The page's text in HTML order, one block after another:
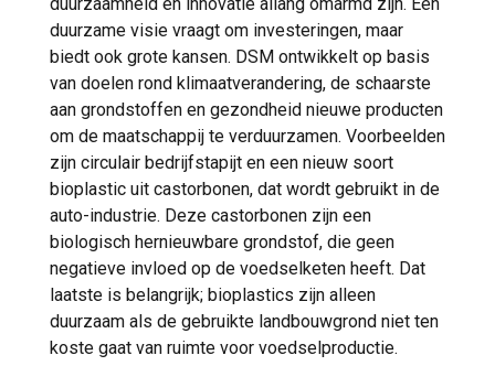
duurzaamheid en innovatie allang omarmd zijn. Een
duurzame visie vraagt om investeringen, maar
biedt ook grote kansen. DSM ontwikkelt op basis
van doelen rond klimaatverandering, de schaarste
aan grondstoffen en gezondheid nieuwe producten
om de maatschappij te verduurzamen. Voorbeelden
zijn circulair bedrijfstapijt en een nieuw soort
bioplastic uit castorbonen, dat wordt gebruikt in de
auto-industrie. Deze castorbonen zijn een
biologisch hernieuwbare grondstof, die geen
negatieve invloed op de voedselketen heeft. Dat
laatste is belangrijk; bioplastics zijn alleen
duurzaam als de gebruikte landbouwgrond niet ten
koste gaat van ruimte voor voedselproductie.